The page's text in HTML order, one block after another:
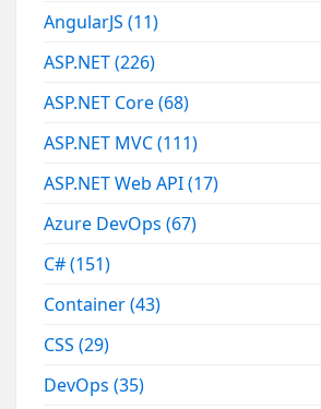
AngularJS(11)
ASP.NET(226)
ASP.NET Core(68)
ASP.NET MVC(111)
ASP.NET Web API(17)
Azure DevOps(67)
C#(151)
Container(43)
CSS(29)
DevOps(35)